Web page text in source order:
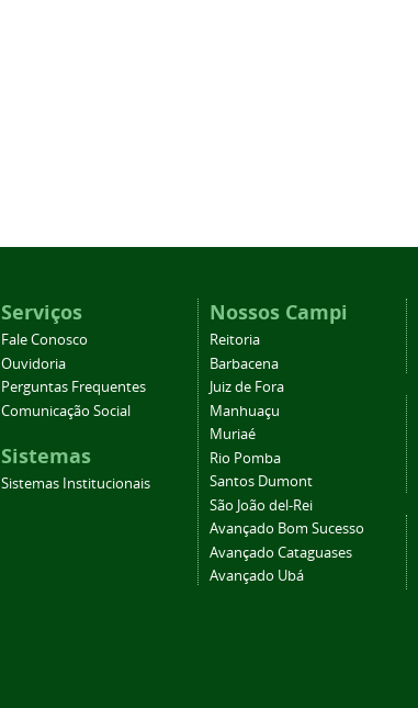
Serviços
Fale Conosco
Ouvidoria
Perguntas Frequentes
Comunicação Social
Sistemas
Sistemas Institucionais
Nossos Campi
Reitoria
Barbacena
Juiz de Fora
Manhuaçu
Muriaé
Rio Pomba
Santos Dumont
São João del-Rei
Avançado Bom Sucesso
Avançado Cataguases
Avançado Ubá